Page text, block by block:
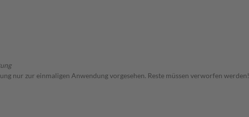
nur zur einmaligen Anwendung vorgesehen. Reste müssen verworfen werden!